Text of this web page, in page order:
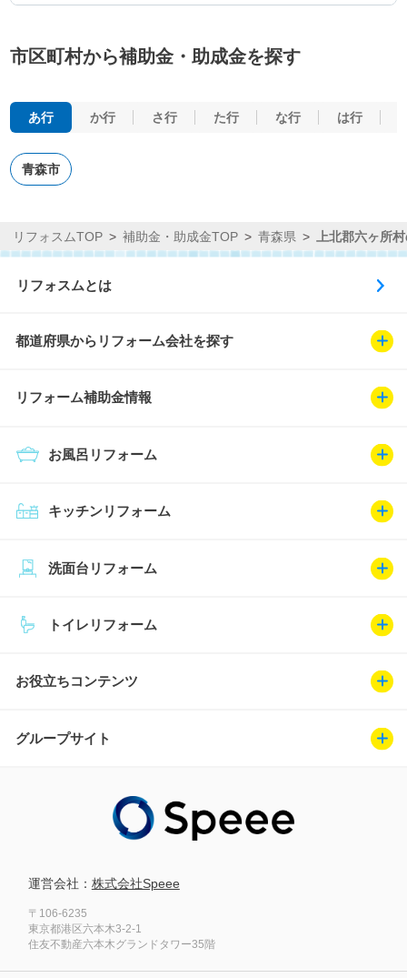
市区町村から補助金・助成金を探す
あ行 か行 さ行 た行 な行 は行
青森市
リフォスムTOP 補助金・助成金TOP 青森県 上北郡六ヶ所
リフォスムとは
都道府県からリフォーム会社を探す
リフォーム補助金情報
キッチンリフォーム
お風呂リフォーム
トイレリフォーム
洗面台リフォーム
お役立ちコンテンツ
グループサイト
運営会社： 株式会社Speee
〒106-6235
東京都港区六本木3-2-1
住友不動産六本木グランドタワー35階